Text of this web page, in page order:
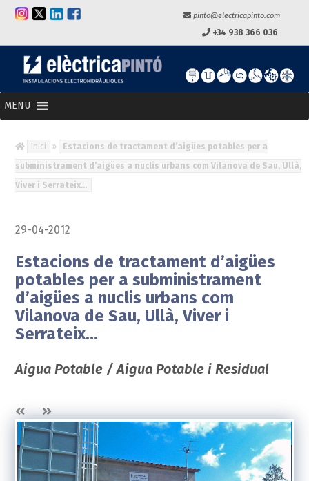
pinto@electricapinto.com
+34 938 366 036
MENU
Inici »
Estacions de tractament d’aigües potables per a
subministrament d’aigües a nuclis urbans com Vilanova de Sau, Ullà,
Viver i Serrateix…
29-04-2012
Estacions de tractament d’aigües
potables per a subministrament
d’aigües a nuclis urbans com
Vilanova de Sau, Ullà, Viver i
Serrateix…
Aigua Potable / Aigua Potable i Residual